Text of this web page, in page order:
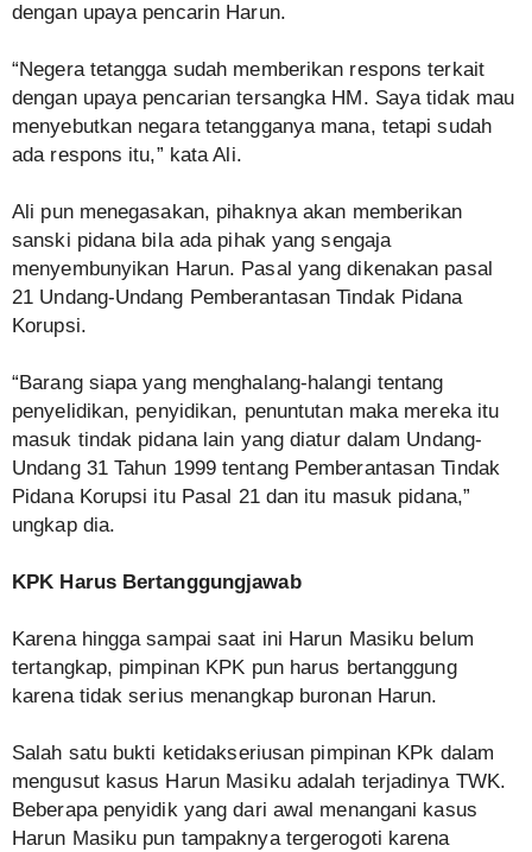
dengan upaya pencarin Harun.
“Negera tetangga sudah memberikan respons terkait
dengan upaya pencarian tersangka HM. Saya tidak mau
menyebutkan negara tetangganya mana, tetapi sudah
ada respons itu,” kata Ali.
Ali pun menegasakan, pihaknya akan memberikan
sanski pidana bila ada pihak yang sengaja
menyembunyikan Harun. Pasal yang dikenakan pasal
21 Undang-Undang Pemberantasan Tindak Pidana
Korupsi.
“Barang siapa yang menghalang-halangi tentang
penyelidikan, penyidikan, penuntutan maka mereka itu
masuk tindak pidana lain yang diatur dalam Undang-
Undang 31 Tahun 1999 tentang Pemberantasan Tindak
Pidana Korupsi itu Pasal 21 dan itu masuk pidana,”
ungkap dia.
KPK Harus Bertanggungjawab
Karena hingga sampai saat ini Harun Masiku belum
tertangkap, pimpinan KPK pun harus bertanggung
karena tidak serius menangkap buronan Harun.
Salah satu bukti ketidakseriusan pimpinan KPk dalam
mengusut kasus Harun Masiku adalah terjadinya TWK.
Beberapa penyidik yang dari awal menangani kasus
Harun Masiku pun tampaknya tergerogoti karena